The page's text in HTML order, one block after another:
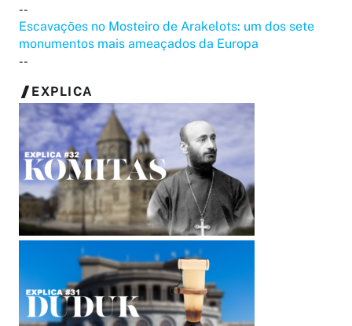
--
Escavações no Mosteiro de Arakelots: um dos sete
monumentos mais ameaçados da Europa
--
EXPLICA